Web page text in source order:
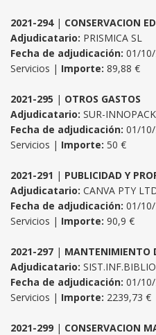
2021-294| CONSERVACION
Adjudicatario: PRISMICA SL
Fecha de adjudicación: 01/
Servicios | Importe: 89,88 €
2021-295 | OTROS GASTOS
Adjudicatario: SUR-
Fecha de adjudicación: 01/
Servicios | Importe: 50 €
2021-291 | PUBLICIDAD Y
Adjudicatario: CANVA PTY
Fecha de adjudicación: 01/
Servicios | Importe: 90,9 €
2021-297 | MANTENIMIENTO
Adjudicatario:
Fecha de adjudicación: 01/
Servicios | Importe: 2239,73 €
2021-299 | CONSERVACION